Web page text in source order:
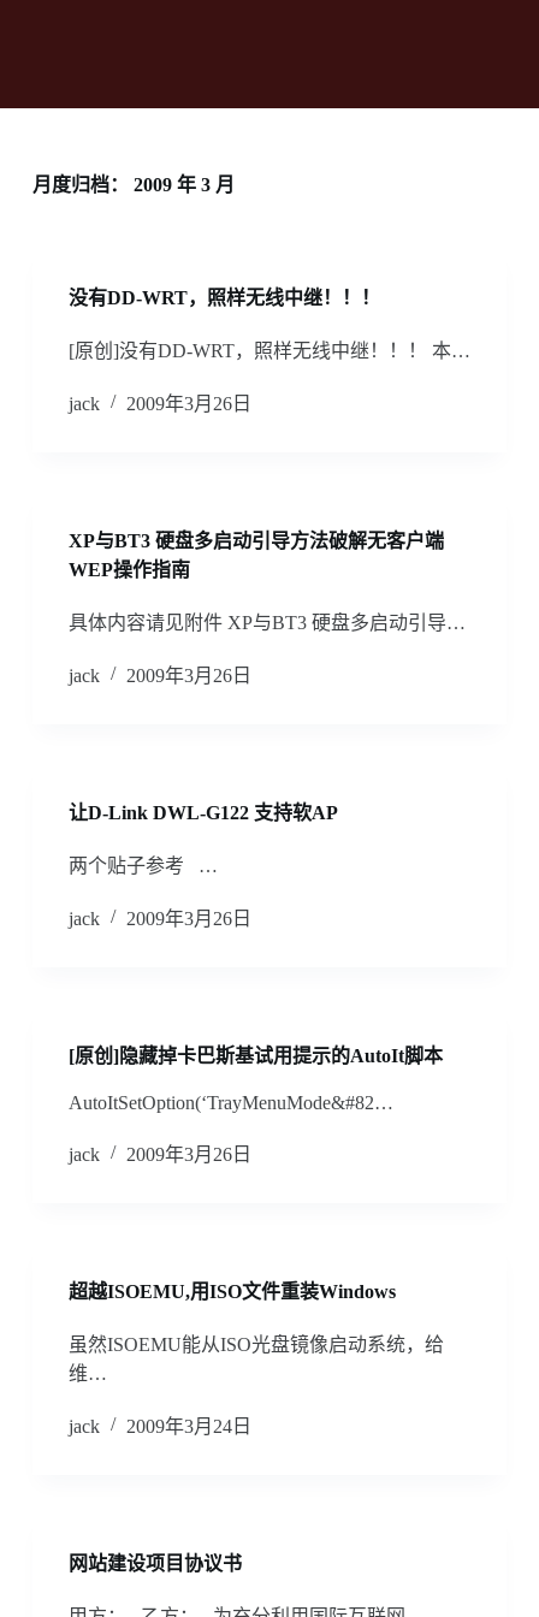
月度归档： 2009 年 3 月
没有DD-WRT，照样无线中继！！！
[原创]没有DD-WRT，照样无线中继！！！ 本…
jack 2009年3月26日
XP与BT3 硬盘多启动引导方法破解无客户端
WEP操作指南
具体内容请见附件 XP与BT3 硬盘多启动引导…
jack 2009年3月26日
让D-Link DWL-G122 支持软AP
两个贴子参考 …
jack 2009年3月26日
[原创]隐藏掉卡巴斯基试用提示的AutoIt脚本
AutoItSetOption(‘TrayMenuMode&#82…
jack 2009年3月26日
超越ISOEMU,用ISO文件重装Windows
虽然ISOEMU能从ISO光盘镜像启动系统，给
维…
jack 2009年3月24日
网站建设项目协议书